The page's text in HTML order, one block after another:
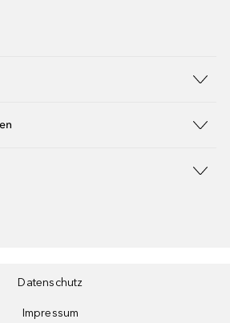
Datenschutz
Impressum